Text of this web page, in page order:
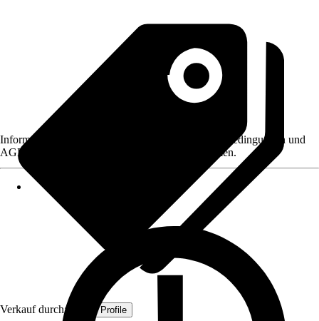
Verkauf durch: Quest Profile
Informationen des Verkäufers, wie z. B. Rückgabebedingungen und
AGB, finden Sie bei Klick auf den Verkäufernamen.